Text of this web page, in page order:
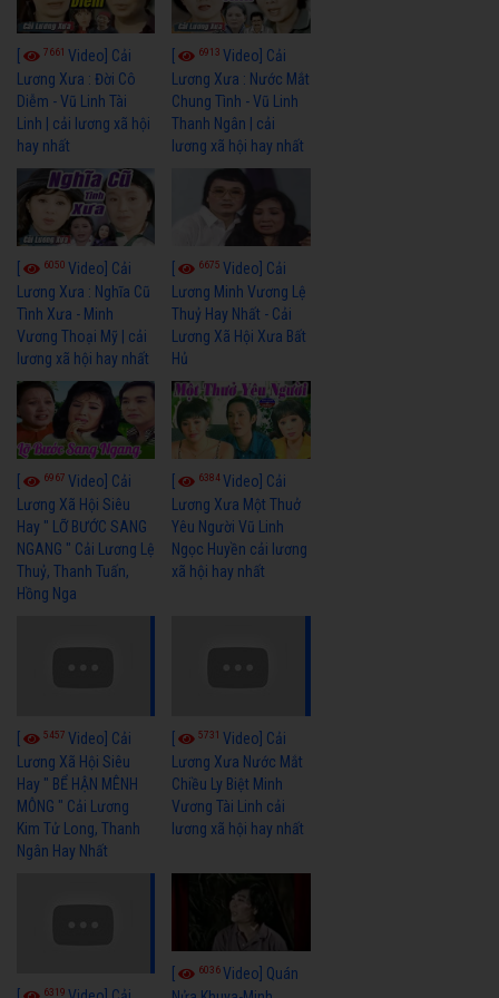
7661 Video] Cải
Lương Xưa : Đời Cô
Diễm - Vũ Linh Tài
Linh | cải lương xã hội
hay nhất
6913Video] Cải
Lương Xưa : Nước Mắt
Chung Tình - Vũ Linh
Thanh Ngân | cải
lương xã hội hay nhất
6050 Video] Cải
Lương Xưa : Nghĩa Cũ
Tình Xưa - Minh
Vương Thoại Mỹ | cải
lương xã hội hay nhất
6675Video] Cải
Lương Minh Vương Lệ
Thuỷ Hay Nhất - Cải
Lương Xã Hội Xưa Bất
Hủ
6967 Video] Cải
Lương Xã Hội Siêu
Hay " LỠ BƯỚC SANG
NGANG " Cải Lương Lệ
Thuỷ, Thanh Tuấn,
Hồng Nga
6384Video] Cải
Lương Xưa Một Thuở
Yêu Người Vũ Linh
Ngọc Huyền cải lương
xã hội hay nhất
5457 Video] Cải
Lương Xã Hội Siêu
Hay " BỂ HẬN MÊNH
MÔNG " Cải Lương
Kim Tử Long, Thanh
Ngân Hay Nhất
5731Video] Cải
Lương Xưa Nước Mắt
Chiều Ly Biệt Minh
Vương Tài Linh cải
lương xã hội hay nhất
6319
6036Video] Quán